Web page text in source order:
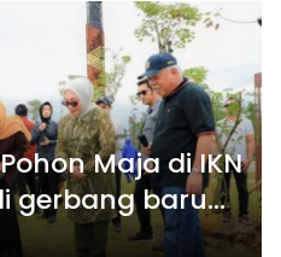
Maja di IKN
gerbang baru